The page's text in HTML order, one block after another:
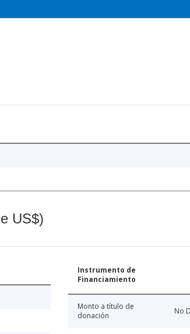
US$)
Instrumento de
Financiamiento
Monto a título de
donación
No